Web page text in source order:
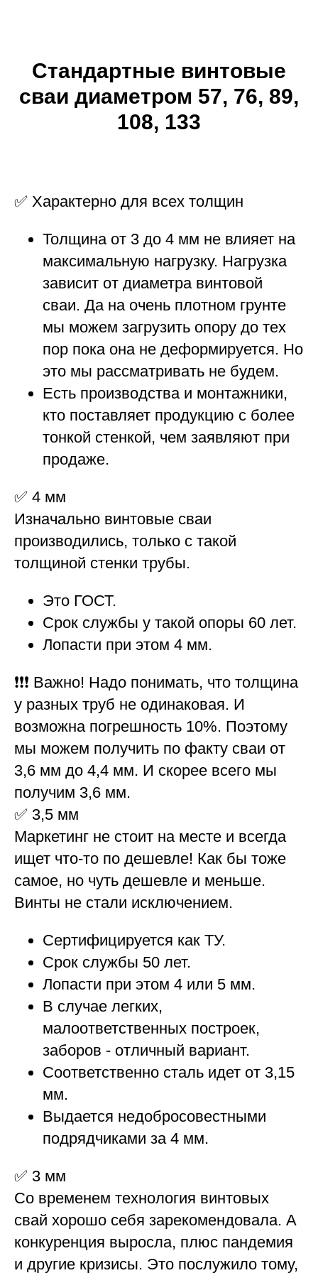
Стандартные винтовые
сваи диаметром 57, 76, 89,
108, 133
✅ Характерно для всех толщин
Толщина от 3 до 4 мм не влияет на
максимальную нагрузку. Нагрузка
зависит от диаметра винтовой
сваи. Да на очень плотном грунте
мы можем загрузить опору до тех
пор пока она не деформируется. Но
это мы рассматривать не будем.
Есть производства и монтажники,
кто поставляет продукцию с более
тонкой стенкой, чем заявляют при
продаже.
✅ 4 мм
Изначально винтовые сваи
производились, только с такой
толщиной стенки трубы.
Это ГОСТ.
Срок службы у такой опоры 60 лет.
Лопасти при этом 4 мм.
❗❗❗ Важно! Надо понимать, что толщина
у разных труб не одинаковая. И
возможна погрешность 10%. Поэтому
мы можем получить по факту сваи от
3,6 мм до 4,4 мм. И скорее всего мы
получим 3,6 мм.
✅ 3,5 мм
Маркетинг не стоит на месте и всегда
ищет что-то по дешевле! Как бы тоже
самое, но чуть дешевле и меньше.
Винты не стали исключением.
Сертифицируется как ТУ.
Срок службы 50 лет.
Лопасти при этом 4 или 5 мм.
В случае легких,
малоответственных построек,
заборов - отличный вариант.
Соответственно сталь идет от 3,15
мм.
Выдается недобросовестными
подрядчиками за 4 мм.
✅ 3 мм
Со временем технология винтовых
свай хорошо себя зарекомендовала. А
конкуренция выросла, плюс пандемия
и другие кризисы. Это послужило тому,